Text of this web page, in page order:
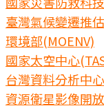
臺灣氣候變遷推
環境部(MOENV)
國家太空中心
台灣資料分析中
資源衛星影像開